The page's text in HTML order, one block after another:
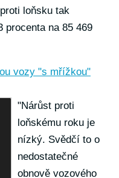
loňsku tak
na 85 469
vozy "s mřížkou"
"Nárůst proti
loňskému roku je
nízký. Svědčí to o
nedostatečné
obnově vozového